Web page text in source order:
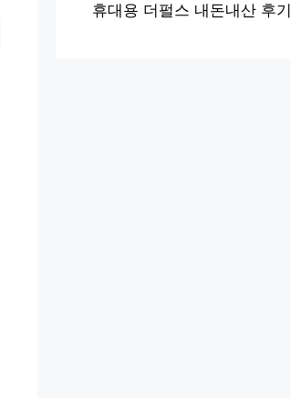
휴대용 더펄스 내돈내산 후기